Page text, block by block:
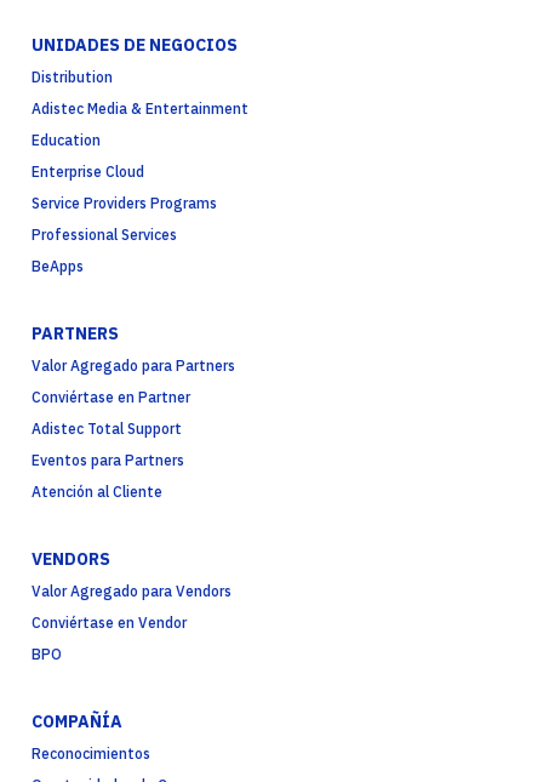
UNIDADES DE NEGOCIOS
Distribution
Adistec Media & Entertainment
Education
Enterprise Cloud
Service Providers Programs
Professional Services
BeApps
PARTNERS
Valor Agregado para Partners
Conviértase en Partner
Adistec Total Support
Eventos para Partners
Atención al Cliente
VENDORS
Valor Agregado para Vendors
Conviértase en Vendor
BPO
COMPAÑÍA
Reconocimientos